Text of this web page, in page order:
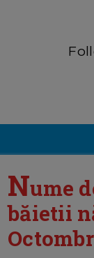
Nume
băietii